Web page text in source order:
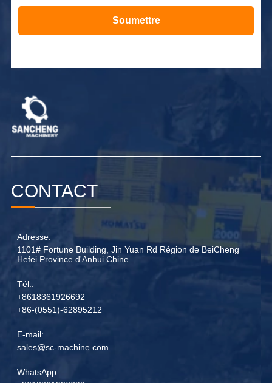
CONTACT
Adresse:
1101# Fortune Building, Jin Yuan Rd Région de BeiCheng
Hefei Province d'Anhui Chine
Tél.:
+8618361926692
+86-(0551)-62895212
E-mail:
sales@sc-machine.com
WhatsApp:
Soumettre